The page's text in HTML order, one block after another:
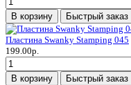
В корзину Быстрый заказ
Пластина Swanky Stamping 045
199.00р.
В корзину Быстрый заказ